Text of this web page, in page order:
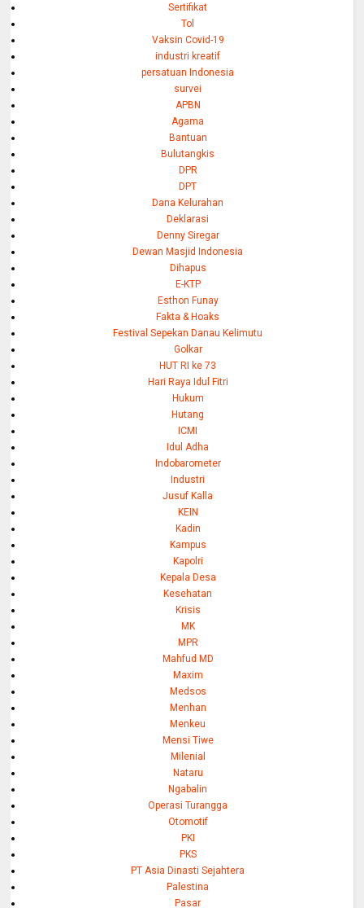
Sertifikat
Tol
Vaksin Covid-19
industri kreatif
persatuan Indonesia
survei
APBN
Agama
Bantuan
Bulutangkis
DPR
DPT
Dana Kelurahan
Deklarasi
Denny Siregar
Dewan Masjid Indonesia
Dihapus
E-KTP
Esthon Funay
Fakta & Hoaks
Festival Sepekan Danau Kelimutu
Golkar
HUT RI ke 73
Hari Raya Idul Fitri
Hukum
Hutang
ICMI
Idul Adha
Indobarometer
Industri
Jusuf Kalla
KEIN
Kadin
Kampus
Kapolri
Kepala Desa
Kesehatan
Krisis
MK
MPR
Mahfud MD
Maxim
Medsos
Menhan
Menkeu
Mensi Tiwe
Milenial
Nataru
Ngabalin
Operasi Turangga
Otomotif
PKI
PKS
PT Asia Dinasti Sejahtera
Palestina
Pasar